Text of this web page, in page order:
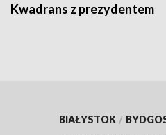
Kwadrans z prezydentem
BIAŁYSTOK /